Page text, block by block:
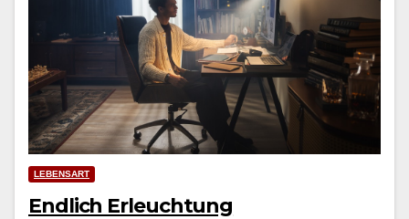
LEBENSART
Endlich Erleuchtung